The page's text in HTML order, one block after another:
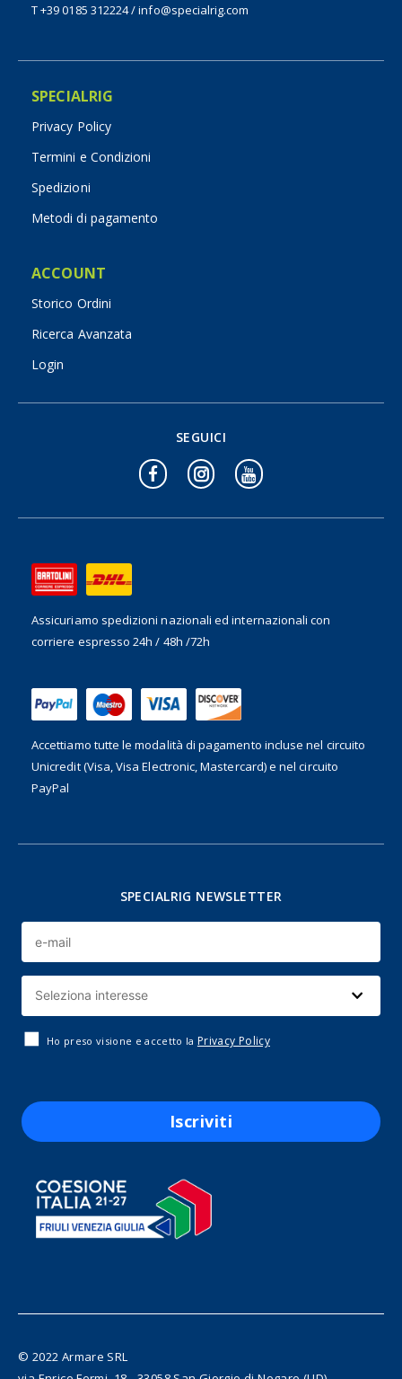
T +39 0185 312224/info@specialrig.com
SPECIALRIG
Privacy Policy
Termini e Condizioni
Spedizioni
Metodi di pagamento
ACCOUNT
Storico Ordini
Ricerca Avanzata
Login
Assicuriamo spedizioni nazionali ed internazionalicon
corriere espresso 24h / 48h /72h
Accettiamo tutte le modalità di pagamento incluse nel circuito
Unicredit (Visa, Visa Electronic, Mastercard) e nel circuito
PayPal
SEGUICI
SPECIALRIG NEWSLETTER
Ho preso visione e accetto la Privacy Policy
Iscriviti
© 2022 Armare SRL